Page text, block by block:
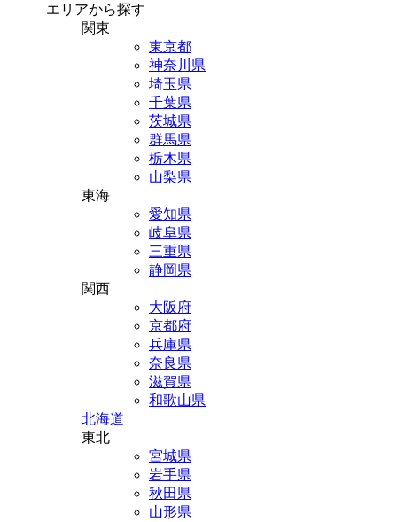
エリアから探す
関東
東京都
神奈川県
埼玉県
千葉県
茨城県
群馬県
栃木県
山梨県
東海
愛知県
岐阜県
三重県
静岡県
関西
大阪府
京都府
兵庫県
奈良県
滋賀県
和歌山県
北海道
東北
宮城県
岩手県
秋田県
山形県